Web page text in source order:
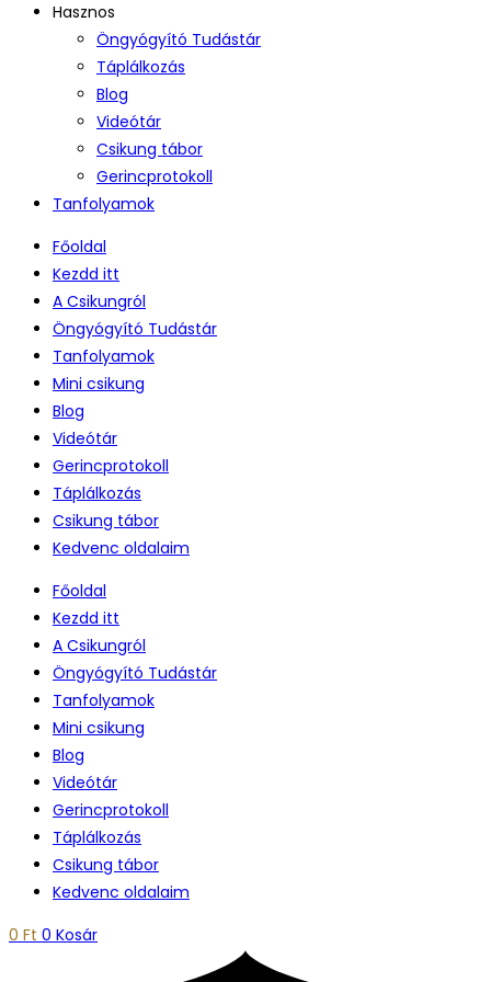
Hasznos
Öngyógyító Tudástár
Táplálkozás
Blog
Videótár
Csikung tábor
Gerincprotokoll
Tanfolyamok
Főoldal
Kezdd itt
A Csikungról
Öngyógyító Tudástár
Tanfolyamok
Mini csikung
Blog
Videótár
Gerincprotokoll
Táplálkozás
Csikung tábor
Kedvenc oldalaim
Főoldal
Kezdd itt
A Csikungról
Öngyógyító Tudástár
Tanfolyamok
Mini csikung
Blog
Videótár
Gerincprotokoll
Táplálkozás
Csikung tábor
Kedvenc oldalaim
0 Ft 0 Kosár